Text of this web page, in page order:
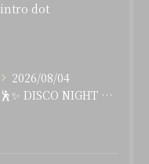
intro dot
2026/08/04
🕺✨ DISCO NIGHT vol.26✨💃